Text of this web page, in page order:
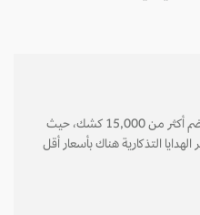
يمكنك زيارة سوق شاتوشاك، الذي يضم أكثر من 15,000 كشك، حيث
التذكارية هناك بأسعار أقل